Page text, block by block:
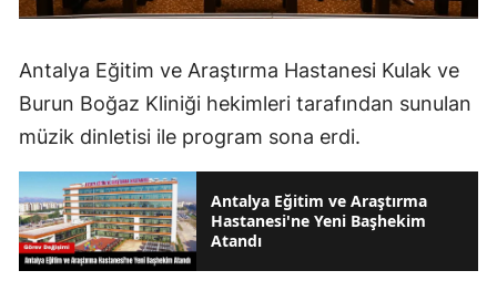
Antalya Eğitim ve Araştırma Hastanesi Kulak ve
Burun Boğaz Kliniği hekimleri tarafından sunulan
müzik dinletisi ile program sona erdi.
Antalya Eğitim ve Araştırma
Hastanesi'ne Yeni Başhekim
Atandı